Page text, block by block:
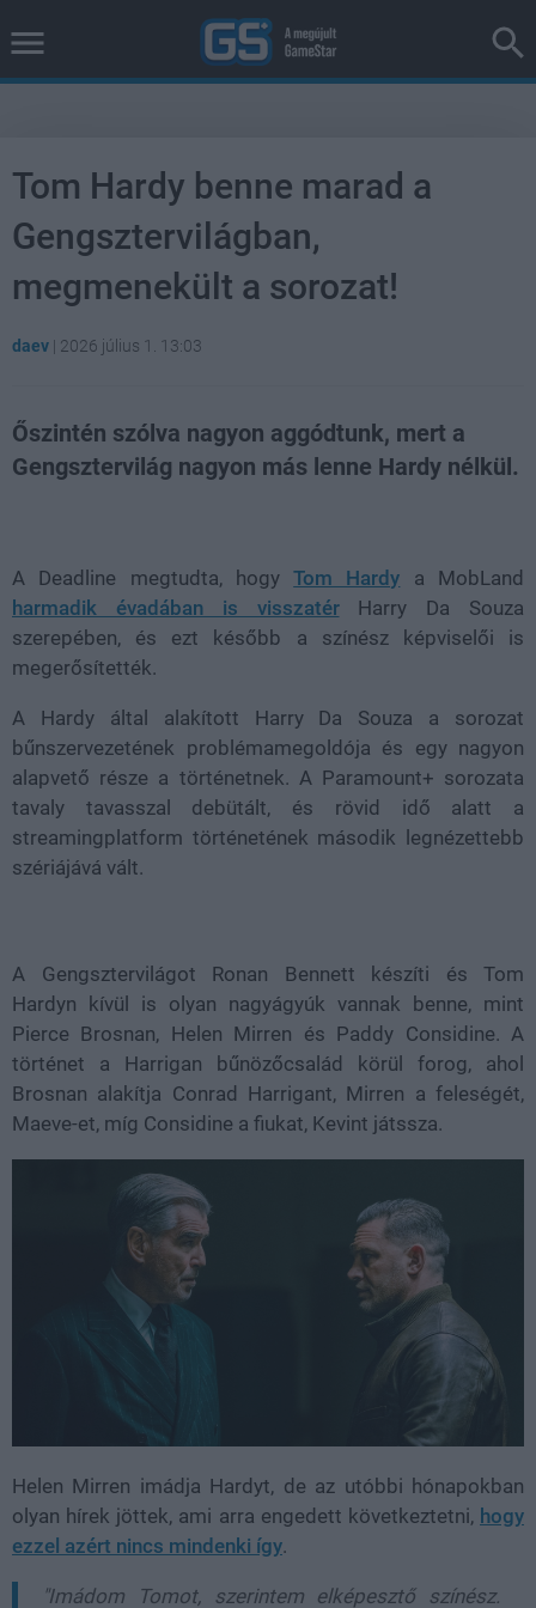
Tom Hardy benne marad a
Gengsztervilágban,
megmenekült a sorozat!
daev | 2026 július 1. 13:03
Őszintén szólva nagyon aggódtunk, mert a
Gengsztervilág nagyon más lenne Hardy nélkül.
A Deadline megtudta, hogyTom Hardy a MobLand
harmadik évadában is visszatérHarry Da Souza
szerepében, és ezt később a színész képviselői is
megerősítették.
A Hardy által alakított Harry Da Souza a sorozat
bűnszervezetének problémamegoldója és egy nagyon
alapvető része a történetnek. A Paramount+ sorozata
tavaly tavasszal debütált, és rövid idő alatt a
streamingplatform történetének második legnézettebb
szériájává vált.
A Gengsztervilágot Ronan Bennett készíti és Tom
Hardyn kívül is olyan nagyágyúk vannak benne, mint
Pierce Brosnan, Helen Mirren és Paddy Considine. A
történet a Harrigan bűnözőcsalád körül forog, ahol
Brosnan alakítja Conrad Harrigant, Mirren a feleségét,
Maeve-et, míg Considine a fiukat, Kevint játssza.
Helen Mirren imádja Hardyt, de az utóbbi hónapokban
olyan hírek jöttek, ami arra engedett következtetni, hogy
ezzel azért nincs mindenki így.
"Imádom Tomot, szerintem elképesztő színész.